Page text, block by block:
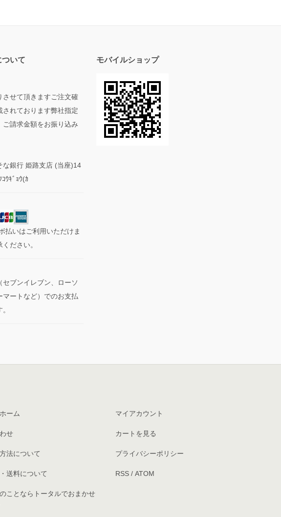
いて
させて頂きますご注文確
されております弊社指定
ご請求金額をお振り込み
な銀行 姫路支店 (当座)14
ｳｷﾞｮｳ(ｶ
払いはご利用いただけま
ださい。
セブンイレブン、ローソ
マートなど）でのお支払
モバイルショップ
ーム
せ
法について
送料について
のことならトータルでおまかせ
マイアカウント
カートを見る
プライバシーポリシー
RSS/ ATOM